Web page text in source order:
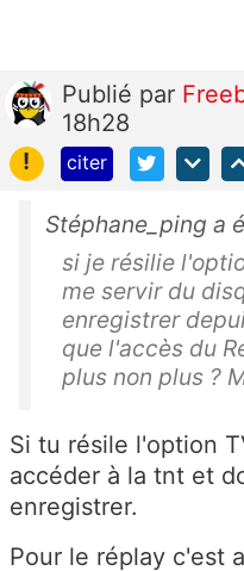
Publié par
18h28
!
citer
Stéphane_ping a
si je résilie
me servir du
enregistrer
que l'accès du
plus non plus ?
Si tu résile l'option
accéder à la tnt et
enregistrer.
Pour le réplay c'est